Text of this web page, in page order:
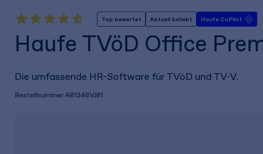
Top bewertet Aktuell beliebt Haufe CoPilot
Haufe TVöD Office
Die umfassende HR-Software für TVöD und TV-V.
BestellnummerA01346VJ01